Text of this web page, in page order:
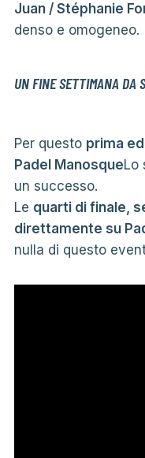
Juan / Stéphanie
denso e omogeneo.
UN FINE SETTIMANA DA
Per questo prima
Padel ManosqueLo
un successo.
Le quarti di finale,
direttamente su
nulla di questo